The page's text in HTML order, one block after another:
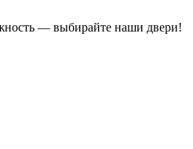
— выбирайте наши двери!